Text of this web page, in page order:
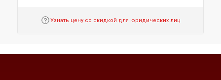
Узнать цену со скидкой для юридических лиц